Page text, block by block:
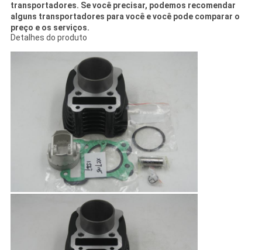
transportadores. Se você precisar, podemos recomendar
alguns transportadores para você e você pode comparar o
preço e os serviços.
Detalhes do produto